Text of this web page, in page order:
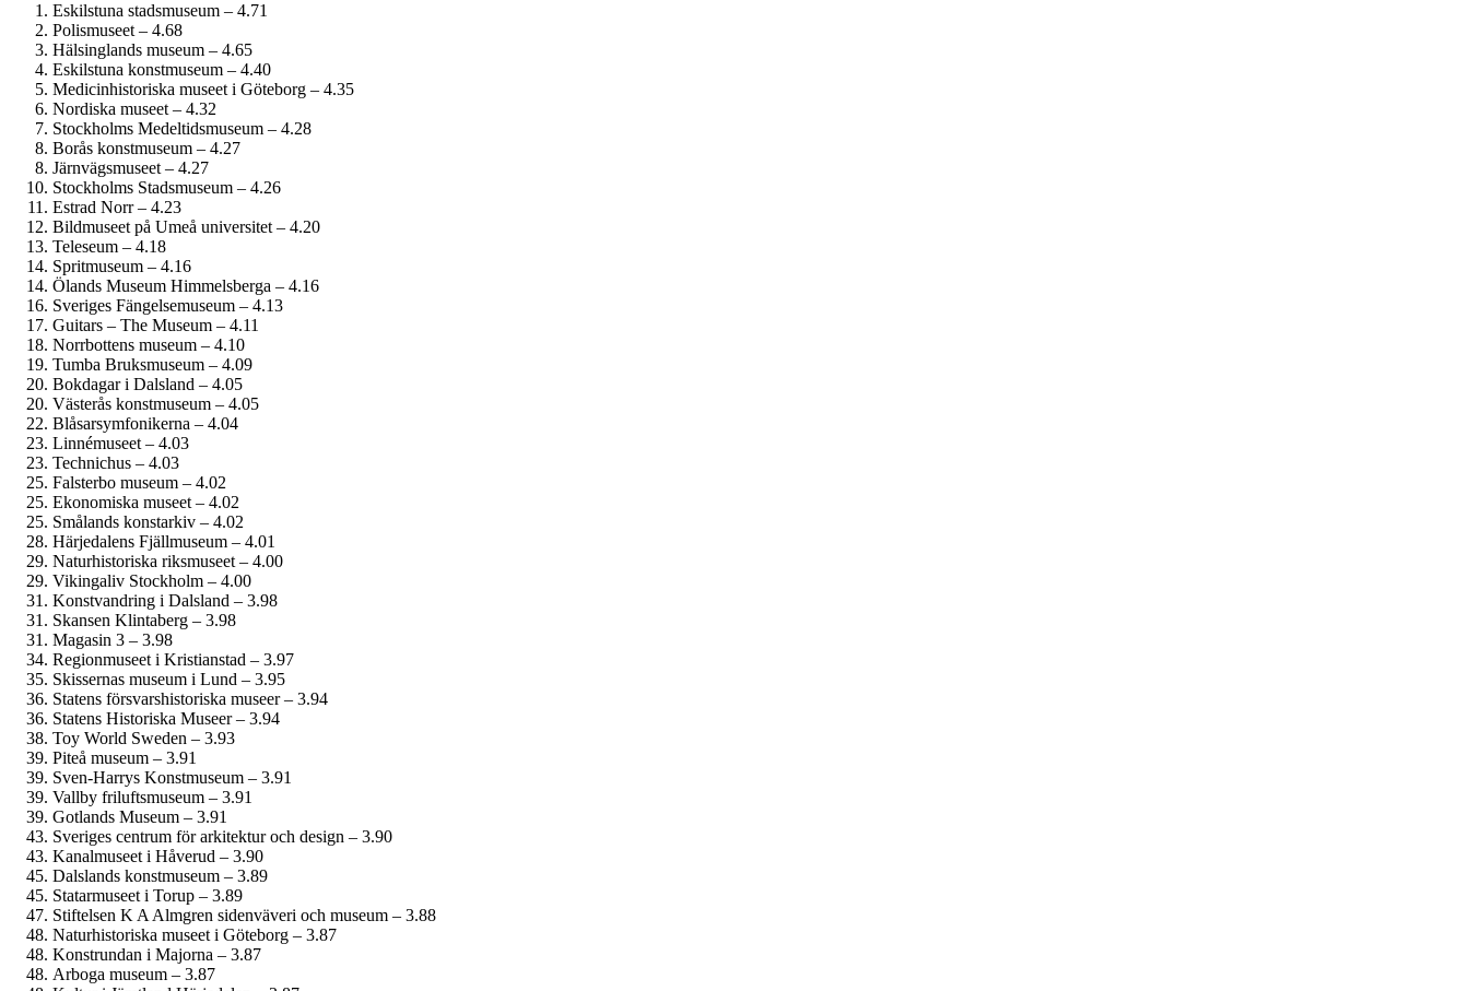
Eskilstuna stadsmuseum – 4.71
Polismuseet – 4.68
Hälsinglands museum – 4.65
Eskilstuna konstmuseum – 4.40
Medicinhistoriska museet i Göteborg – 4.35
Nordiska museet – 4.32
Stockholms Medeltids­museum – 4.28
Borås konstmuseum – 4.27
Järnvägs­museet – 4.27
Stockholms Stadsmuseum – 4.26
Estrad Norr – 4.23
Bildmuseet på Umeå universitet – 4.20
Teleseum – 4.18
Spritmuseum – 4.16
Ölands Museum Himmelsberga – 4.16
Sveriges Fängelsemuseum – 4.13
Guitars – The Museum – 4.11
Norrbottens museum – 4.10
Tumba Bruksmuseum – 4.09
Bokdagar i Dalsland – 4.05
Västerås konstmuseum – 4.05
Blåsar­symfonikerna – 4.04
Linnémuseet – 4.03
Technichus – 4.03
Falsterbo museum – 4.02
Ekonomiska museet – 4.02
Smålands konstarkiv – 4.02
Härjedalens Fjällmuseum – 4.01
Naturhistoriska riksmuseet – 4.00
Vikingaliv Stockholm – 4.00
Konstvandring i Dalsland – 3.98
Skansen Klintaberg – 3.98
Magasin 3 – 3.98
Regionmuseet i Kristianstad – 3.97
Skissernas museum i Lund – 3.95
Statens försvars­historiska museer – 3.94
Statens Historiska Museer – 3.94
Toy World Sweden – 3.93
Piteå museum – 3.91
Sven-Harrys Konstmuseum – 3.91
Vallby friluftsmuseum – 3.91
Gotlands Museum – 3.91
Sveriges centrum för arkitektur och design – 3.90
Kanalmuseet i Håverud – 3.90
Dalslands konstmuseum – 3.89
Statarmuseet i Torup – 3.89
Stiftelsen K A Almgren sidenväveri och museum – 3.88
Naturhistoriska museet i Göteborg – 3.87
Konstrundan i Majorna – 3.87
Arboga museum – 3.87